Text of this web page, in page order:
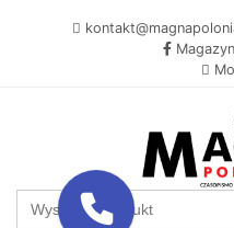
Search
for: